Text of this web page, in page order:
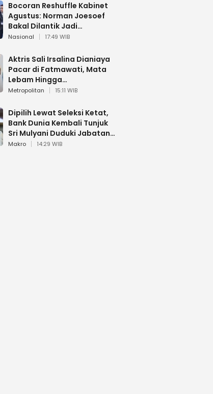
Bocoran Reshuffle Kabinet
Agustus: Norman Joesoef
Bakal Dilantik Jadi
Wamenhan RI
Nasional 17:49 WIB
Aktris Sali Irsalina Dianiaya
Pacar di Fatmawati, Mata
Lebam Hingga
Diselamatkan Polantas
Metropolitan 15:11 WIB
Dipilih Lewat Seleksi Ketat,
Bank Dunia Kembali Tunjuk
Sri Mulyani Duduki Jabatan
Strategis
Makro 14:29 WIB